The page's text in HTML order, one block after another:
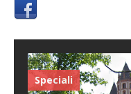
Speciali